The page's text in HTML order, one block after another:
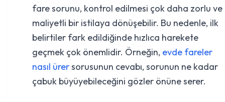
fare sorunu, kontrol edilmesi çok daha zorlu ve
maliyetli bir istilaya dönüşebilir. Bu nedenle, ilk
belirtiler fark edildiğinde hızlıca harekete
geçmek çok önemlidir. Örneğin, evde fareler
nasıl ürersorusunun cevabı, sorunun ne kadar
çabuk büyüyebileceğini gözler önüne serer.